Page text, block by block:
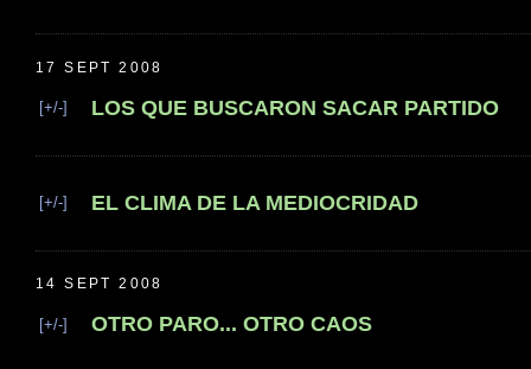
17 SEPT 2008
[+/-] LOS QUE BUSCARON SACAR PARTIDO
[+/-] EL CLIMA DE LA MEDIOCRIDAD
14 SEPT 2008
[+/-] OTRO PARO... OTRO CAOS